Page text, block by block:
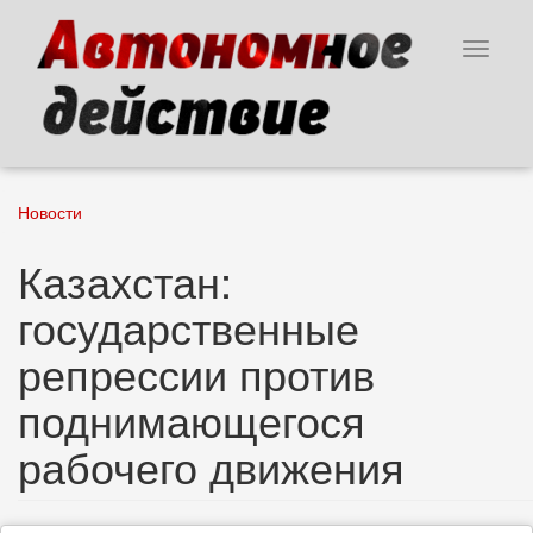
основному
содержанию
Toggle
Новости
Казахстан:
государственные
репрессии против
поднимающегося
рабочего движения